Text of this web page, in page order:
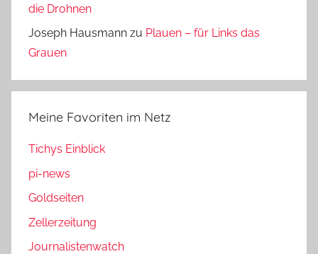
die Drohnen
Joseph Hausmann zu Plauen – für Links das
Grauen
Meine Favoriten im Netz
Tichys Einblick
pi-news
Goldseiten
Zellerzeitung
Journalistenwatch